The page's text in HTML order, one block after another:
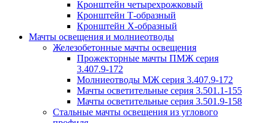
Кронштейн четырехрожковый
Кронштейн Т-образный
Кронштейн Х-образный
Мачты освещения и молниеотводы
Железобетонные мачты освещения
Прожекторные мачты ПМЖ серия
3.407.9-172
Молниеотводы МЖ серия 3.407.9-172
Мачты осветительные серия 3.501.1-155
Мачты осветительные серия 3.501.9-158
Стальные мачты освещения из углового